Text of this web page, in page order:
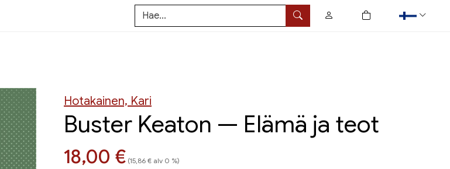
Hae
0
tuotetta ostoskorissa
Hotakainen, Kari
Buster Keaton — Elämä ja teot
Hinta nyt
18,00 € (15,86 € alv 0 %)